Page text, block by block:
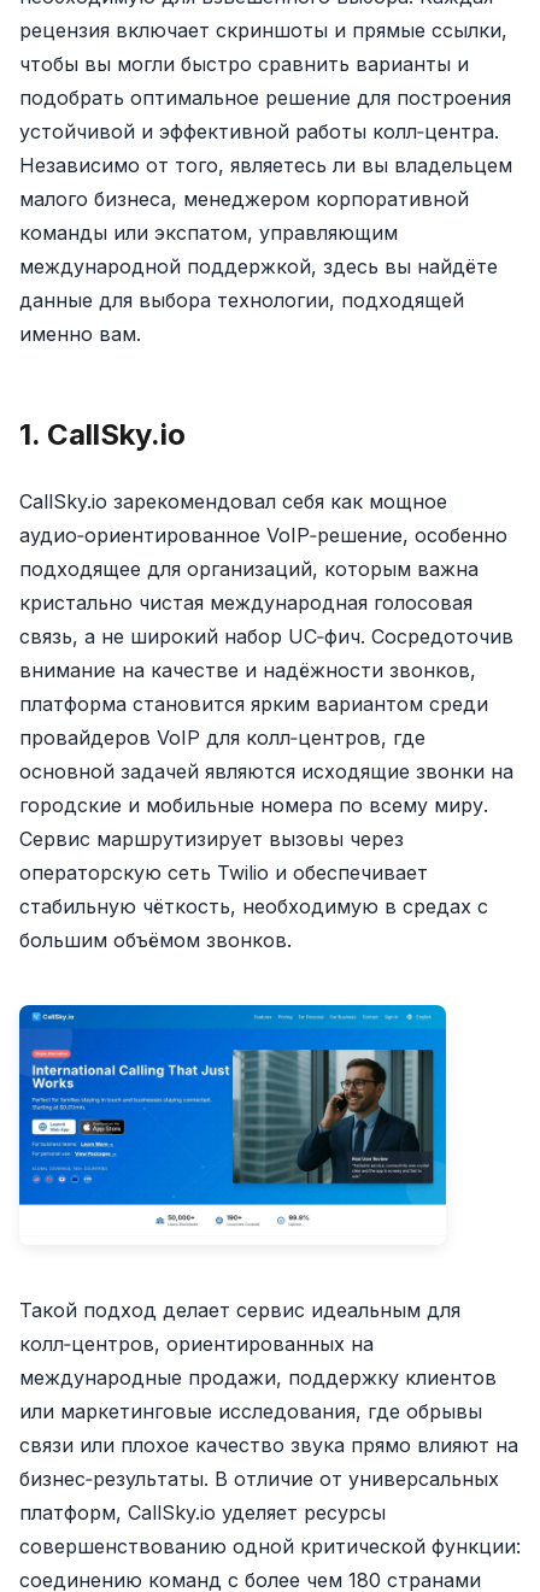
рецензия включает скриншоты и прямые ссылки,
чтобы вы могли быстро сравнить варианты и
подобрать оптимальное решение для построения
устойчивой и эффективной работы колл‑центра.
Независимо от того, являетесь ли вы владельцем
малого бизнеса, менеджером корпоративной
команды или экспатом, управляющим
международной поддержкой, здесь вы найдёте
данные для выбора технологии, подходящей
именно вам.
1. CallSky.io
CallSky.io зарекомендовал себя как мощное
аудио‑ориентированное VoIP‑решение, особенно
подходящее для организаций, которым важна
кристально чистая международная голосовая
связь, а не широкий набор UC‑фич. Сосредоточив
внимание на качестве и надёжности звонков,
платформа становится ярким вариантом среди
провайдеров VoIP для колл‑центров, где
основной задачей являются исходящие звонки на
городские и мобильные номера по всему миру.
Сервис маршрутизирует вызовы через
операторскую сеть Twilio и обеспечивает
стабильную чёткость, необходимую в средах с
большим объёмом звонков.
Такой подход делает сервис идеальным для
колл‑центров, ориентированных на
международные продажи, поддержку клиентов
или маркетинговые исследования, где обрывы
связи или плохое качество звука прямо влияют на
бизнес‑результаты. В отличие от универсальных
платформ, CallSky.io уделяет ресурсы
совершенствованию одной критической функции:
соединению команд с более чем 180 странами